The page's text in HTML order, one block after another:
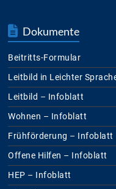
Dokumente
Beitritts-Formular
Leitbild in Leichter
Leitbild – Infoblatt
Wohnen – Infoblatt
Frühförderung – Infoblatt
Offene Hilfen – Infoblatt
HEP – Infoblatt